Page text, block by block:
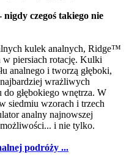
czegoś takiego nie
kulek analnych, Ridge™
w piersiach rotację. Kulki
analnego i tworzą głęboki,
wrażliwych
do głębokiego wnętrza. W
siedmiu wzorach i trzech
analny najnowszej
i nie tylko.
podróży ...